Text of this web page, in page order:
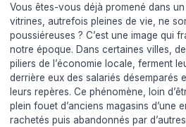
Vous êtes-vous déjà promené dans
vitrines, autrefois pleines de vie, ne
poussiéreuses ? C’est une image qui
notre époque. Dans certaines villes,
piliers de l’économie locale, ferment
derrière eux des salariés désemparés
leurs repères. Ce phénomène, loin
plein fouet d’anciens magasins d’une
rachetés puis abandonnés par